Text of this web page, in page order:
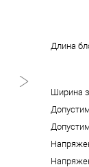
Длина
Ширина